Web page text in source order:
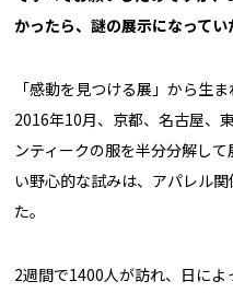
かったら、謎の展示になってい
「感動を見つける展」から生
2016年10月、京都、名古屋、
ンティークの服を半分分解し
い野心的な試みは、アパレル
た。
2週間で1400人が訪れ、日に